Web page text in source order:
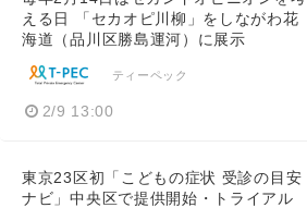
える日 「セカオピ川柳」をしながわ花
海道（品川区勝島運河）に展示
ティーペック
2/9 13:00
東京23区初「こどもの症状 受診の目安
ナビ」中央区で提供開始・トライアル